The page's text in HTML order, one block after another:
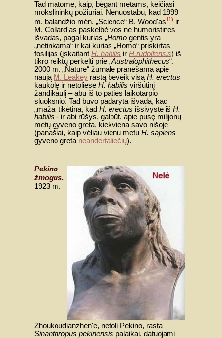
Tad matome, kaip, bėgant metams, keičiasi
mokslininkų požiūriai. Nenuostabu, kad 1999
m. balandžio mėn. „Science“ B. Wood'as11) ir
M. Collard'as paskelbė vos ne humoristines
išvadas, pagal kurias „Homo gentis yra
„netinkama“ ir kai kurias „Homo“ priskirtas
fosilijas (įskaitant H. habilis ir H.rudolfensis) iš
tikro reiktų perkelti prie „Australophithecus“.
2000 m. „Nature“ žurnale pranešama apie
naują M. Leakey rastą beveik visą H. erectus
kaukolę ir netoliese H. habilis viršutinį
žandikaulį – abu iš to paties laikotarpio
sluoksnio. Tad buvo padaryta išvada, kad
„mažai tikėtina, kad H. erectus išsivystė iš H.
habilis - ir abi rūšys, galbūt, apie pusę milijonų
metų gyveno greta, kiekviena savo nišoje
(panašiai, kaip vėliau vienu metu H. sapiens
gyveno greta neandertaliečių).
Pekino
žmogus.
1923 m.
Zhoukoudianzhen'e, netoli Pekino, rasta
Sinanthropus pekinensis palaikai, datuojami